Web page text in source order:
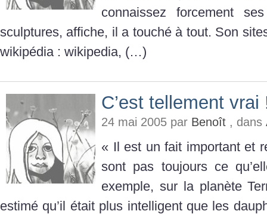
connaissez forcement
sculptures, affiche, il a touché à tout. Son
wikipédia : wikipedia, (…)
C’est tellement vrai
24 mai 2005 par Benoît , dans
« Il est un fait important et
sont pas toujours ce
exemple, sur la planète
estimé qu’il était plus intelligent que les